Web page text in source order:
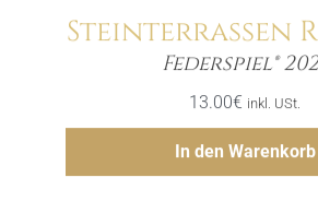
Steinterrassen
Federspiel®
13.00 €
In den Warenkorb
Menge